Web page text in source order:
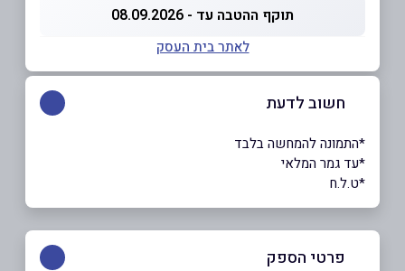
תוקף ההטבה עד - 08.09.2026
לאתר בית העסק
חשוב לדעת
*התמונה להמחשה בלבד
*עד גמר המלאי
*ט.ל.ח
פרטי הספק